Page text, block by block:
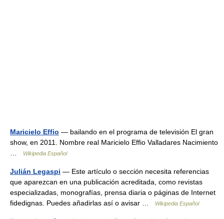
Maricielo Effio — bailando en el programa de televisión El gran
show, en 2011. Nombre real Maricielo Effio Valladares Nacimiento
Wikipedia Español
Julián Legaspi — Este artículo o sección necesita referencias
que aparezcan en una publicación acreditada, como revistas
especializadas, monografías, prensa diaria o páginas de Internet
fidedignas. Puedes añadirlas así o avisar …
Wikipedia Español